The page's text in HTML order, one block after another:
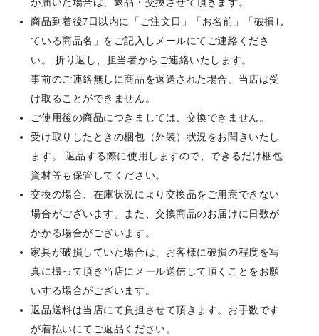
が届いた場合は、返品・交換させて頂きます。
商品到着後7日以内に「ご注文日」「お名前」「破損し
ている商品名」をご記入しメールにてご連絡くださ
い。 折り返し、担当者からご連絡いたします。
事前のご連絡無しに商品を返送された場合、当店は受
け取ることができません。
ご使用後の商品につきましては、交換できません。
受け取りしたときの梱包（外装）状況をお聞きいたし
ます。 返品する際に使用しますので、できるだけ梱包
資材等も保管してください。
交換の場合、在庫状況により交換品をご用意できない
場合がございます。また、交換商品のお届けに日数が
かかる場合がございます。
家具が破損していた場合は、お客様に破損の程度を写
真に撮って頂き当店にメール送信して頂くことをお願
いする場合がございます。
返品送料は当店にて負担させて頂きます。お手数です
が着払いにてご返品ください。